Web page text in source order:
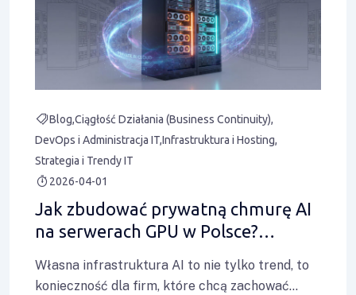
Blog Ciągłość Działania (Business Continuity)
DevOps i Administracja ITInfrastruktura i Hosting
Strategia i Trendy IT
2026-04-01
Jak zbudować prywatną chmurę AI
na serwerach GPU w Polsce?
Własna infrastruktura AI to nie tylko trend, to
konieczność dla firm, które chcą zachować